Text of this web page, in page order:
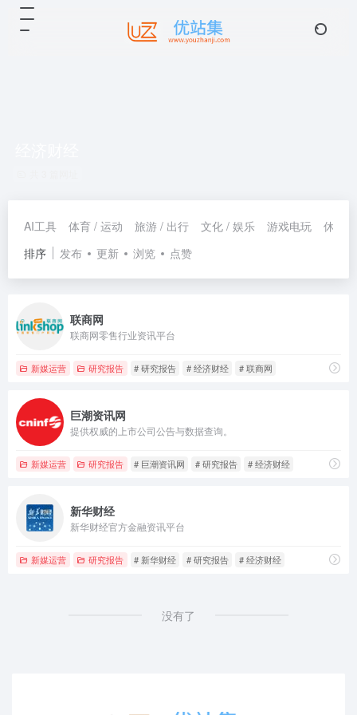
AI工具 体育 / 运动 旅游 / 出行 文化 / 娱乐 游戏电玩
休闲 /
排序
发布 更新 浏览 点赞
联商网
联商网零售行业资讯平台
新媒运营 研究报告 # 研究报告 # 经济财经 # 联商网
巨潮资讯网
提供权威的上市公司公告与数据查询。
新媒运营 研究报告 # 巨潮资讯网 # 研究报告 # 经济财经
新华财经
新华财经官方金融资讯平台
新媒运营 研究报告 # 新华财经 # 研究报告 # 经济财经
没有了